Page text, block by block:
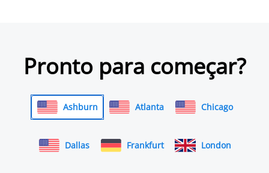
Pronto para começar?
Ashburn Atlanta Chicago
Dallas Frankfurt London